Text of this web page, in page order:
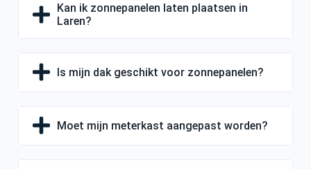
Kan ik zonnepanelen laten plaatsen in
Laren?
Is mijn dak geschikt voor zonnepanelen?
Moet mijn meterkast aangepast worden?